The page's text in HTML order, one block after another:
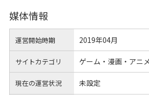
媒体情報
運営開始時期 2019年04月
サイトカテゴリ ゲーム・漫画・アニメ
現在の運営状況 未設定